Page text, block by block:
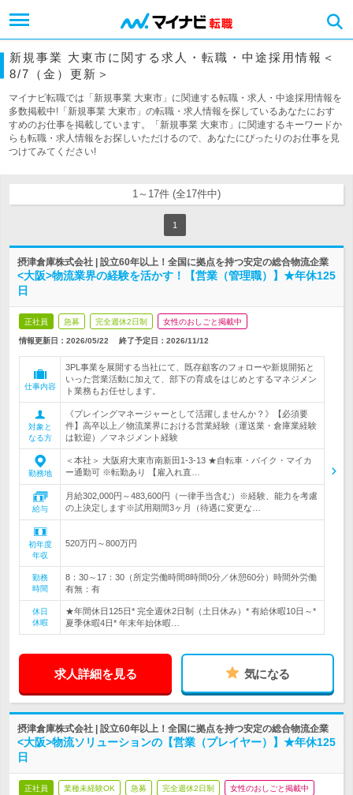
新規事業 大東市に関する求人・転職・中途採用情報＜
8/7（金）更新＞
マイナビ転職では「新規事業 大東市」に関連する転職・求人・中途採用情報を
多数掲載中!「新規事業 大東市」の転職・求人情報を探しているあなたにおす
すめのお仕事を掲載しています。「新規事業 大東市」に関連するキーワードか
らも転職・求人情報をお探しいただけるので、あなたにぴったりのお仕事を見
つけてみてください!
1～17件 (全17件中)
1
摂津倉庫株式会社 | 設立60年以上！全国に拠点を持つ安定の総合物流企業
<大阪>物流業界の経験を活かす！【営業（管理職）】★年休125
日
正社員 急募 完全週休2日制 女性のおしごと掲載中
情報更新日：2026/05/22 終了予定日： 2026/11/12
仕事内容
3PL事業を展開する当社にて、既存顧客のフォローや新規開拓と
いった営業活動に加えて、部下の育成をはじめとするマネジメン
ト業務もお任せします。
対象と
なる方
《プレイングマネージャーとして活躍しませんか？》【必須要
件】高卒以上／物流業界における営業経験（運送業・倉庫業経験
は歓迎）／マネジメント経験
勤務地
＜本社＞ 大阪府大東市南新田1-3-13 ★自転車・バイク・マイカ
ー通勤可 ※転勤あり 【雇入れ直…
給与
月給302,000円～483,600円（一律手当含む）※経験、能力を考慮
の上決定します※試用期間3ヶ月（待遇に変更な…
初年度
年収
520万円～800万円
勤務
時間
8：30～17：30（所定労働時間8時間0分／休憩60分）時間外労働
有無：有
休日
休暇
★年間休日125日* 完全週休2日制（土日休み）* 有給休暇10日～*
夏季休暇4日* 年末年始休暇…
求人詳細を見る 気になる
摂津倉庫株式会社 | 設立60年以上！全国に拠点を持つ安定の総合物流企業
<大阪>物流ソリューションの【営業（プレイヤー）】★年休125
日
正社員 業種未経験OK 急募 完全週休2日制 女性のおしごと掲載中